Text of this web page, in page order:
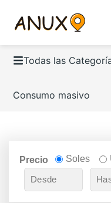
Todas las
Consumo masivo
Precio Soles